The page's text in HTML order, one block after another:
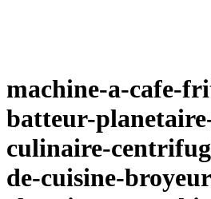
machine-a-cafe-
batteur-
culinaire-
de-cuisine-